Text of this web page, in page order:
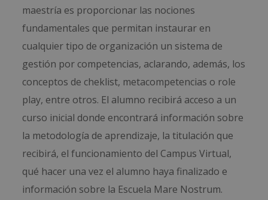
maestría es proporcionar las nociones
fundamentales que permitan instaurar en
cualquier tipo de organización un sistema de
gestión por competencias, aclarando, además, los
conceptos de cheklist, metacompetencias o role
play, entre otros. El alumno recibirá acceso a un
curso inicial donde encontrará información sobre
la metodología de aprendizaje, la titulación que
recibirá, el funcionamiento del Campus Virtual,
qué hacer una vez el alumno haya finalizado e
información sobre la Escuela Mare Nostrum.